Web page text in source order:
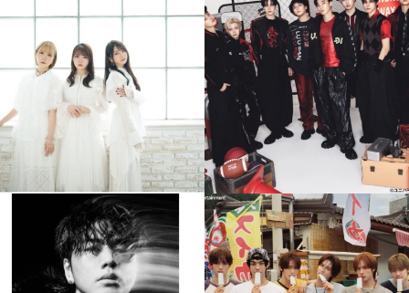
...
8月 4
4 0
💡08/05(水)23:00特番放送！
...
8月 4
4 0
musicjapantv
💡8月特番放送決定！
...
8月 4
510 0
musicjapantv
💡8月特番放送決定！
...
8月 4
6 0